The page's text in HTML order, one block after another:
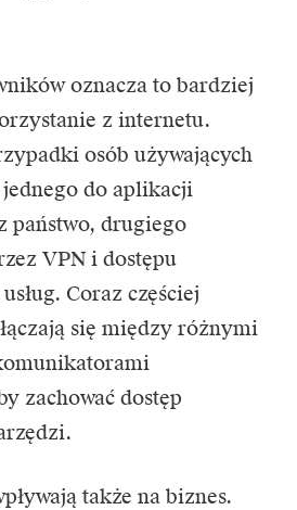
oznacza to bardziej
z internetu.
osób używających
do aplikacji
państwo, drugiego
VPN i dostępu
Coraz częściej
się między różnymi
zachować dostęp
także na biznes.